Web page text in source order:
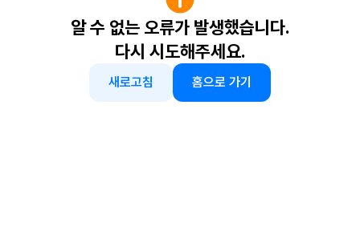
알 수 없는 오류가 발생했습니다.
다시 시도해주세요.
새로고침 홈으로 가기